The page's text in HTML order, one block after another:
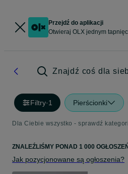
Przejdź do aplikacji
Otwieraj OLX jednym
Znajdź coś dla
Filtry·1 Pierścionki
Dla Ciebie wszystko - sprawdź
ZNALEŹLIŚMY PONAD 1 000 OGŁOSZEŃ
Jak pozycjonowane są ogłoszenia?